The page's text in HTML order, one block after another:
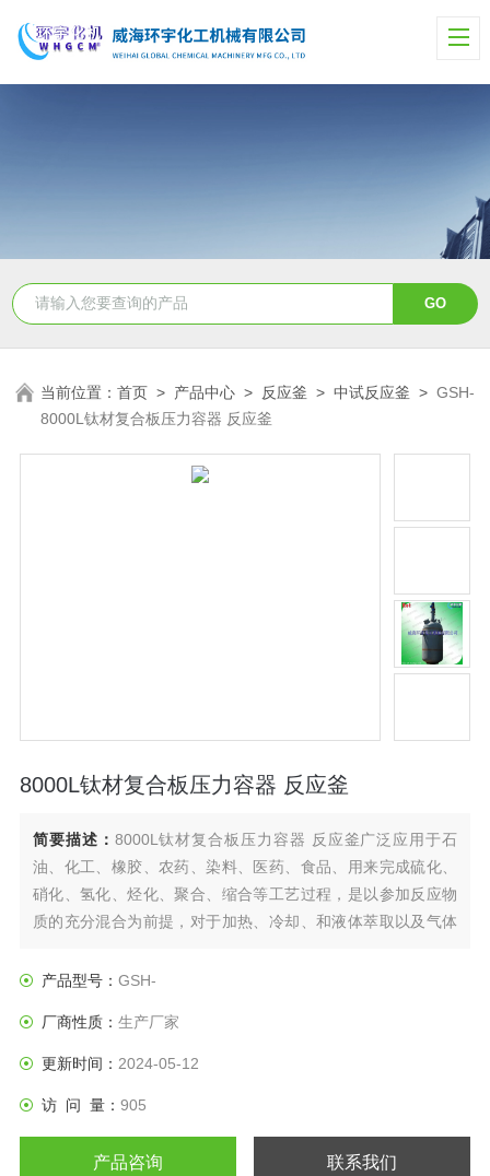
当前位置：首页 > 产品中心 > 反应釜 >中试反应釜 >GSH-
8000L钛材复合板压力容器 反应釜
8000L钛材复合板压力容器 反应釜
简要描述： 8000L钛材复合板压力容器 反应釜广泛应用于石
油、化工、橡胶、农药、染料、医药、食品、用来完成硫化、
硝化、氢化、烃化、聚合、缩合等工艺过程，是以参加反应物
质的充分混合为前提，对于加热、冷却、和液体萃取以及气体
果，是化工，制药等行业理想的所需设备。
产品型号： GSH-
厂商性质： 生产厂家
更新时间： 2024-05-12
访 问 量： 905
产品咨询 联系我们